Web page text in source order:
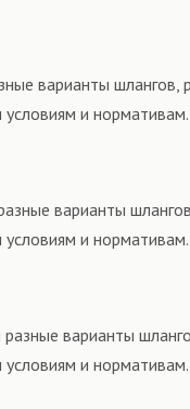
варианты шлангов,
и нормативам.
варианты
и нормативам.
варианты
и нормативам.